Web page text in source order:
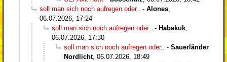
soll man sich noch aufregen oder..
- Alones
06.07.2026, 17:24
soll man sich noch aufregen oder..
- Habakuk
06.07.2026, 17:30
soll man sich noch aufregen oder..
- Sauerländer
Nordlicht, 06.07.2026, 18:49